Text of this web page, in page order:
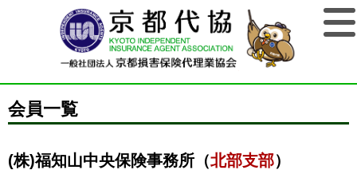
会員一覧
(株)福知山中央保険事務所（北部支部）